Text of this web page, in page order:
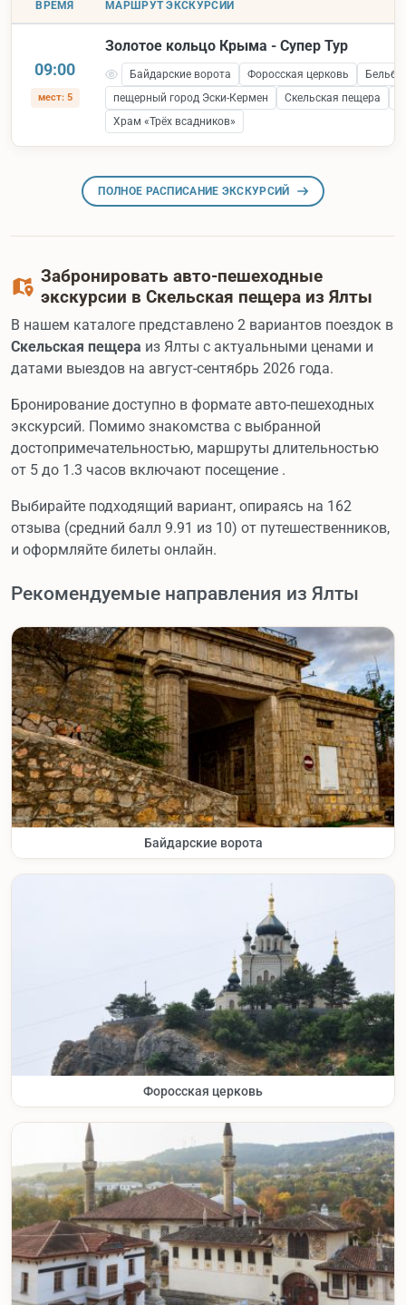
ВРЕМЯ МАРШРУТ ЭКСКУРСИИ
09:00
мест: 5
Золотое кольцо Крыма - Супер Тур
Байдарские ворота Форосская церковь
пещерный город Эски-Кермен
Скельская пещера
Храм «Трёх всадников»
ПОЛНОЕ РАСПИСАНИЕ ЭКСКУРСИЙ
Забронировать авто-пешеходные
экскурсии в Скельская пещера из Ялты
В нашем каталоге представлено 2 вариантов поездок в
Скельская пещера из Ялты с актуальными ценами и
датами выездов на август-сентябрь 2026 года.
Бронирование доступно в формате авто-пешеходных
экскурсий. Помимо знакомства с выбранной
достопримечательностью, маршруты длительностью
от 5 до 1.3 часов включают посещение .
Выбирайте подходящий вариант, опираясь на 162
отзыва (средний балл 9.91 из 10) от путешественников,
и оформляйте билеты онлайн.
Рекомендуемые направления из Ялты
Байдарские ворота
Форосская церковь